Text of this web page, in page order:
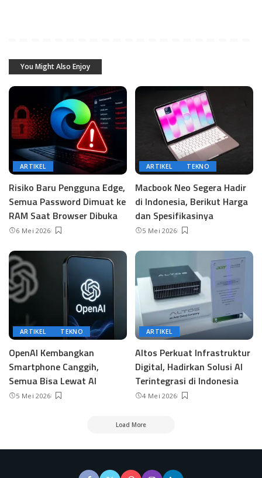
You Might Also Enjoy
ARTIKEL
Risiko Baru Pengguna Edge,
Semua Password Dimuat ke
RAM Saat Browser Dibuka
6 Mei 2026
ARTIKEL TEKNO
Macbook Neo Segera Hadir
di Indonesia, Berikut Harga
dan Spesifikasinya
5 Mei 2026
ARTIKEL TEKNO
OpenAI Kembangkan
Smartphone Canggih,
Semua Bisa Lewat AI
5 Mei 2026
ARTIKEL
Altos Perkuat Infrastruktur
Digital, Hadirkan Solusi AI
Terintegrasi di Indonesia
4 Mei 2026
Load More